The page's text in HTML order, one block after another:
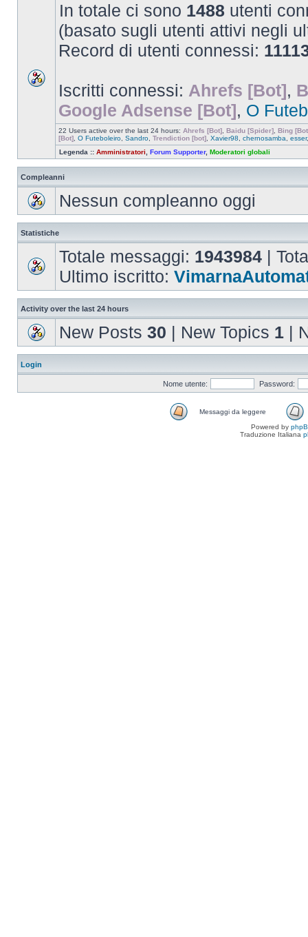
In totale ci sono 1488 utenti
(basato sugli utenti attivi negli
Record di utenti connessi:
Iscritti connessi: Ahrefs [Bot],
Google Adsense [Bot], O
22 Users active over the last 24 hours: Ahrefs [Bot] Baidu [Spider] Bing
[Bot] O Futeboleiro Sandro Trendiction [bot] Xavier98 chernosamba esser
Legenda :: Amministratori Forum Supporter, Moderatori globali
Compleanni
Nessun compleanno oggi
Statistiche
Totale messaggi: 1943984 |
Ultimo iscritto:
Activity over the last 24 hours
New Posts 30 | New Topics 1 |
Login
Nome utente: Password:
Messaggi da leggere
Powered by
Traduzione Italiana